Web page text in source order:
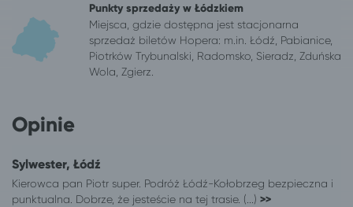
Łódź
Bobolin
Sandomierz*
Łódź
Kamień Pomorski
Świnoujście
Łódź
Łódź
Łódź
Rogowo, pow. gryficki
Chłopy
Łódź
Sianożęty
Punkty sprzedaży w Łódzkiem
Miejsca, gdzie dostępna jest stacjonarna
sprzedaż biletów Hopera: m.in. Łódź, Pabianice,
Piotrków Trybunalski, Radomsko, Sieradz, Zduńska
Wola, Zgierz.
Opinie
Sylwester, Łódź
Kierowca pan Piotr super. Podróż Łódź-Kołobrzeg bezpieczna i
punktualna. Dobrze, że jesteście na tej trasie. (...) >>